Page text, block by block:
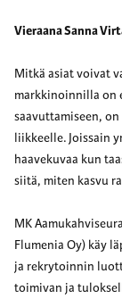
Vieraana Sanna
Mitkä asiat voivat
markkinoinnilla on
saavuttamiseen,
liikkeelle. Joissain
haavekuvaa kun
siitä, miten kasvu
MK
Flumenia Oy) käy
ja rekrytoinnin
toimivan ja